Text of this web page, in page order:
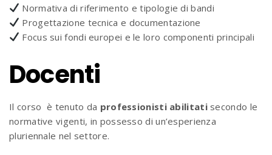
Normativa di riferimento e tipologie di bandi
Progettazione tecnica e documentazione
Focus sui fondi europei e le loro componenti principali
Docenti
Il corso è tenuto da professionistiabilitatisecondo le
normative vigenti, in possesso di un’esperienza
pluriennale nel settore.